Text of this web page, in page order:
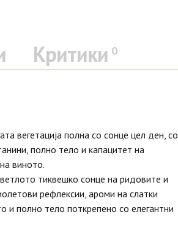
Критики 0
вегетација полна со сонце цел ден, со
полно тело и капацитет на
виното.
тиквешко сонце на ридовите и
рефлексии, ароми на слатки
и полно тело поткрепено со елегантни